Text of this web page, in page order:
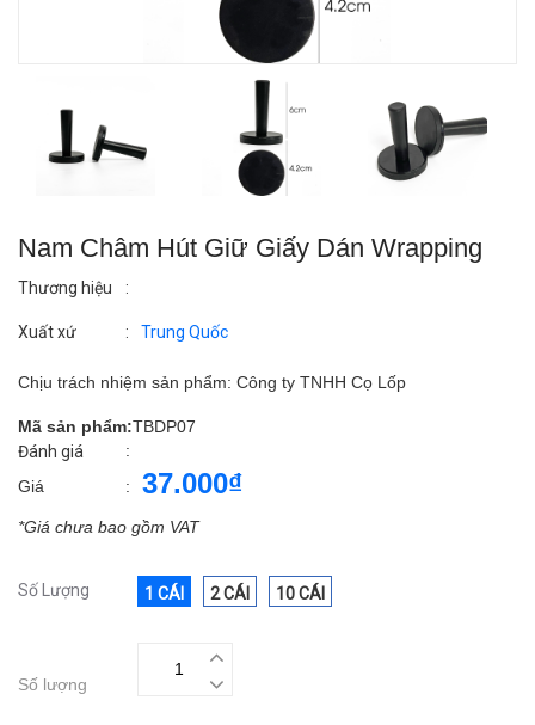
Nam Châm Hút Giữ Giấy Dán Wrapping
Thương hiệu :
Xuất xứ : Trung Quốc
Chịu trách nhiệm sản phẩm: Công ty TNHH Cọ Lốp
Mã sản phẩm:TBDP07
Đánh giá
:
Giá
: 37.000₫
*Giá chưa bao gồm VAT
Số Lượng 1 CÁI 2 CÁI 10 CÁI
Số lượng